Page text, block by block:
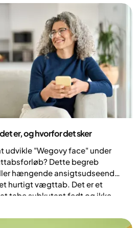
er, og hvorfor det sker
udvikle "Wegovy face" under
Dette begreb
hængende ansigtsudseende,
hurtigt vægttab. Det er et
tabe subkutant fedt og ikke
sig under vægttab, og